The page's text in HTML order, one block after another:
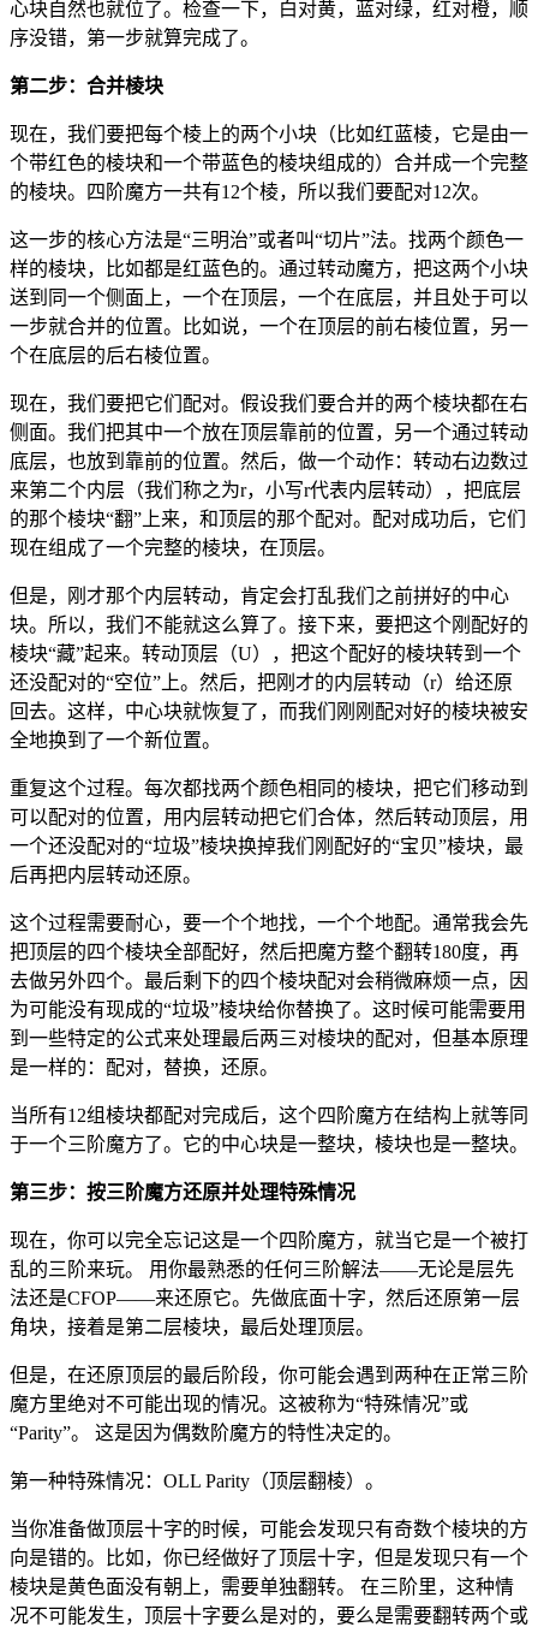
心块自然也就位了。检查一下，白对黄，蓝对绿，红对橙，顺
序没错，第一步就算完成了。
第二步：合并棱块
现在，我们要把每个棱上的两个小块（比如红蓝棱，它是由一
个带红色的棱块和一个带蓝色的棱块组成的）合并成一个完整
的棱块。四阶魔方一共有12个棱，所以我们要配对12次。
这一步的核心方法是“三明治”或者叫“切片”法。找两个颜色一
样的棱块，比如都是红蓝色的。通过转动魔方，把这两个小块
送到同一个侧面上，一个在顶层，一个在底层，并且处于可以
一步就合并的位置。比如说，一个在顶层的前右棱位置，另一
个在底层的后右棱位置。
现在，我们要把它们配对。假设我们要合并的两个棱块都在右
侧面。我们把其中一个放在顶层靠前的位置，另一个通过转动
底层，也放到靠前的位置。然后，做一个动作：转动右边数过
来第二个内层（我们称之为r，小写r代表内层转动），把底层
的那个棱块“翻”上来，和顶层的那个配对。配对成功后，它们
现在组成了一个完整的棱块，在顶层。
但是，刚才那个内层转动，肯定会打乱我们之前拼好的中心
块。所以，我们不能就这么算了。接下来，要把这个刚配好的
棱块“藏”起来。转动顶层（U），把这个配好的棱块转到一个
还没配对的“空位”上。然后，把刚才的内层转动（r）给还原
回去。这样，中心块就恢复了，而我们刚刚配对好的棱块被安
全地换到了一个新位置。
重复这个过程。每次都找两个颜色相同的棱块，把它们移动到
可以配对的位置，用内层转动把它们合体，然后转动顶层，用
一个还没配对的“垃圾”棱块换掉我们刚配好的“宝贝”棱块，最
后再把内层转动还原。
这个过程需要耐心，要一个个地找，一个个地配。通常我会先
把顶层的四个棱块全部配好，然后把魔方整个翻转180度，再
去做另外四个。最后剩下的四个棱块配对会稍微麻烦一点，因
为可能没有现成的“垃圾”棱块给你替换了。这时候可能需要用
到一些特定的公式来处理最后两三对棱块的配对，但基本原理
是一样的：配对，替换，还原。
当所有12组棱块都配对完成后，这个四阶魔方在结构上就等同
于一个三阶魔方了。它的中心块是一整块，棱块也是一整块。
第三步：按三阶魔方还原并处理特殊情况
现在，你可以完全忘记这是一个四阶魔方，就当它是一个被打
乱的三阶来玩。 用你最熟悉的任何三阶解法——无论是层先
法还是CFOP——来还原它。先做底面十字，然后还原第一层
角块，接着是第二层棱块，最后处理顶层。
但是，在还原顶层的最后阶段，你可能会遇到两种在正常三阶
魔方里绝对不可能出现的情况。这被称为“特殊情况”或
“Parity”。 这是因为偶数阶魔方的特性决定的。
第一种特殊情况：OLL Parity（顶层翻棱）。
当你准备做顶层十字的时候，可能会发现只有奇数个棱块的方
向是错的。比如，你已经做好了顶层十字，但是发现只有一个
棱块是黄色面没有朝上，需要单独翻转。 在三阶里，这种情
况不可能发生，顶层十字要么是对的，要么是需要翻转两个或